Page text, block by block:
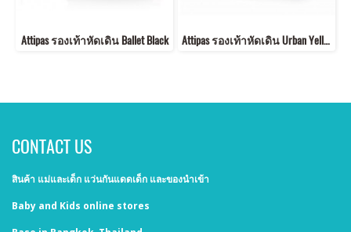
Attipas รองเท้าหัดเดิน Ballet Black Attipas รองเท้าหัดเดิน Urban Yellow 8852526272612
CONTACT US
สินค้า แม่และเด็ก แว่นกันแดดเด็ก และของนำเข้า
Baby and Kids online stores